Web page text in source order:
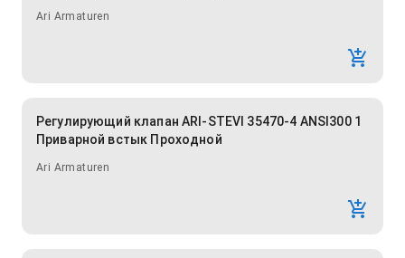
Ari Armaturen
Регулирующий клапан ARI-STEVI 35470-4 ANSI300 1
Приварной встык Проходной
Ari Armaturen